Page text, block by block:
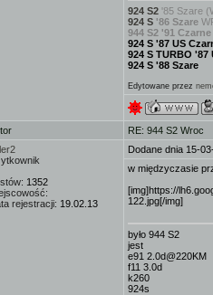
924 S2 '85 Szare
924 S '86 Szare
944 S2 '91 Czarne
924 S '87 US
924 S TURBO '87
924 S '88 Szare
Edytowane przez
RE: 944 S2 Wroc
1352
rejestracji: 19.02.13
Dodane dnia 15-
w międzyczasie
[img]https://
122.jpg[/img]
było 944 S2
jest
e91 2.0d@220KM
f11 3.0d
k260
924s